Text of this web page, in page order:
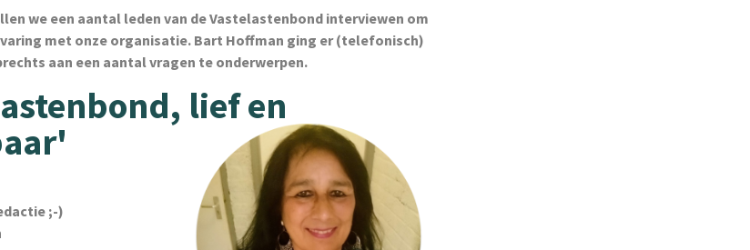
we een aantal leden van de Vastelastenbond interviewen om
met onze organisatie. Bart Hoffman ging er (telefonisch)
aan een aantal vragen te onderwerpen.
lief en
;-)